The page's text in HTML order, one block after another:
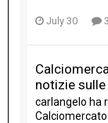
July 30
notizie
carlangelo ha